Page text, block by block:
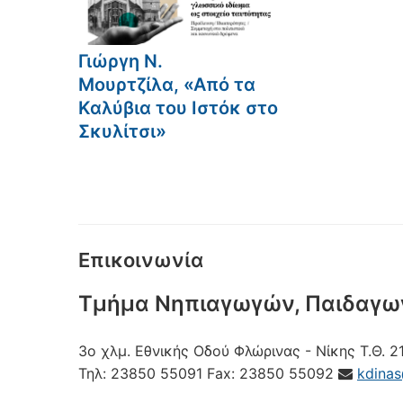
Γιώργη Ν.
Μουρτζίλα, «Από τα
Καλύβια του Ιστόκ στο
Σκυλίτσι»
Επικοινωνία
Τμήμα Νηπιαγωγών,
3ο χλμ. Εθνικής Οδού Φλώρινας - Νίκης Τ.Θ.
Τηλ: 23850 55091 Fax: 23850 55092